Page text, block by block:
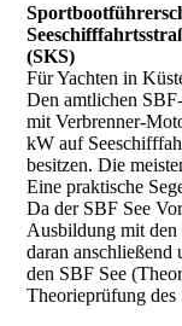
(SKS)
Für Yachten in
Den amtlichen
mit Verbrenner-
kW auf
besitzen. Die
Eine praktische
Da der SBF See
Ausbildung mit den
daran
den SBF See
Theorieprüfung des